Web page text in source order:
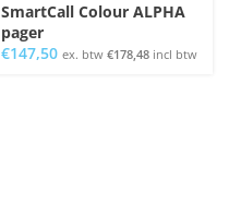
SmartCall Colour ALPHA
pager
€147,50 ex. btw €178,48 incl btw